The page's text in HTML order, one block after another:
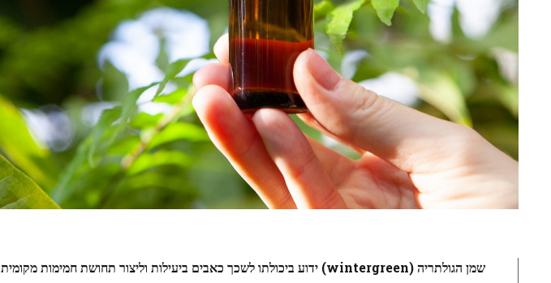
שמן הגולתריה (wintergreen) ידוע ביכולתו לשכך כאבים ביעילות וליצור תחושת חמימות מקומית